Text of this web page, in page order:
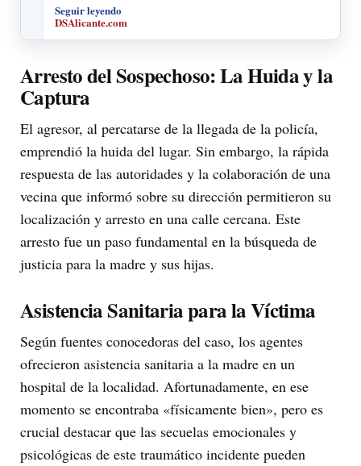
Seguir leyendo
DSAlicante.com
Arresto del Sospechoso: La Huida y la
Captura
El agresor, al percatarse de la llegada de la policía,
emprendió la huida del lugar. Sin embargo, la rápida
respuesta de las autoridades y la colaboración de una
vecina que informó sobre su dirección permitieron su
localización y arresto en una calle cercana. Este
arresto fue un paso fundamental en la búsqueda de
justicia para la madre y sus hijas.
Asistencia Sanitaria para la Víctima
Según fuentes conocedoras del caso, los agentes
ofrecieron asistencia sanitaria a la madre en un
hospital de la localidad. Afortunadamente, en ese
momento se encontraba «físicamente bien», pero es
crucial destacar que las secuelas emocionales y
psicológicas de este traumático incidente pueden